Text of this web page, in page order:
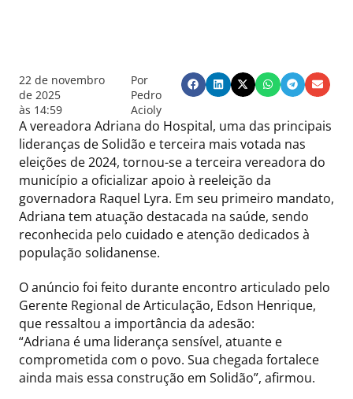
22 de novembro
de 2025
às 14:59
Por
Pedro
Acioly
A vereadora Adriana do Hospital, uma das principais
lideranças de Solidão e terceira mais votada nas
eleições de 2024, tornou-se a terceira vereadora do
município a oficializar apoio à reeleição da
governadora Raquel Lyra. Em seu primeiro mandato,
Adriana tem atuação destacada na saúde, sendo
reconhecida pelo cuidado e atenção dedicados à
população solidanense.
O anúncio foi feito durante encontro articulado pelo
Gerente Regional de Articulação, Edson Henrique,
que ressaltou a importância da adesão:
“Adriana é uma liderança sensível, atuante e
comprometida com o povo. Sua chegada fortalece
ainda mais essa construção em Solidão”, afirmou.